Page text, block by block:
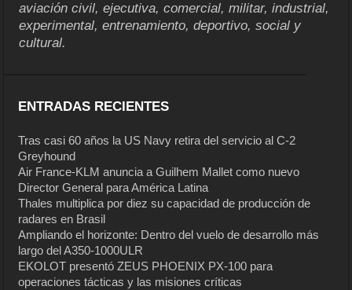
aviación civil, ejecutiva, comercial, militar, industrial,
experimental, entrenamiento, deportivo, social y
cultural.
ENTRADAS RECIENTES
Tras casi 60 años la US Navy retira del servicio al C-2
Greyhound
Air France-KLM anuncia a Guilhem Mallet como nuevo
Director General para América Latina
Thales multiplica por diez su capacidad de producción de
radares en Brasil
Ampliando el horizonte: Dentro del vuelo de desarrollo más
largo del A350-1000ULR
EKOLOT presentó ZEUS PHOENIX PX-100 para
operaciones tácticas y las misiones críticas